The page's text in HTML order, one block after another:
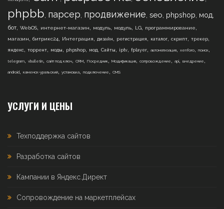
phpbb, парсер, продвижение, seo, phpshop, мод,
бот, WebOS, интернет-магазин, модуль, модуль, LG, программирование,
магазин, битрикс24, Интеграция, дизайн , регистрация , каталог, скрипт, трекер,
яндекс, торрент, моды , phpshop, мод, Сайты , iptv, fplayer, автоматизация, xenforo, поиск,
telegram, vbulletin, сайт под ключ, CRM, Посредник, Модификация, сопровождение , api, внедрение ,
android, каменск-уральский, установка, подключение , CMS
УСЛУГИ И ЦЕНЫ
Техподдержка сайтов
Разработка сайтов
Кампании в Яндекс.Директ
Сопровождение на маркетплейсах